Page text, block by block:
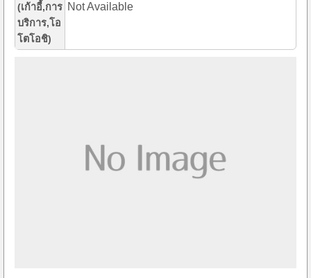
(เก้าอี้,การ
บริการ,โอ
โตโอชิ)
Not Available